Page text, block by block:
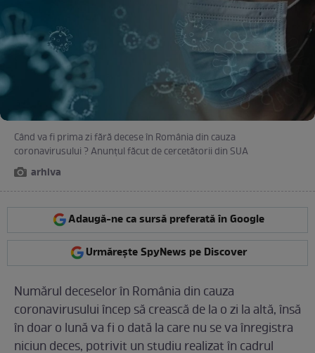
Când va fi prima zi fără decese în România din cauza
coronavirusului ? Anunțul făcut de cercetătorii din SUA
arhiva
Adaugă-ne ca sursă preferată în Google
Urmărește SpyNews pe Discover
Numărul deceselor în România din cauza
coronavirusului încep să crească de la o zi la altă, însă
în doar o lună va fi o dată la care nu se va înregistra
niciun deces, potrivit un studiu realizat în cadrul